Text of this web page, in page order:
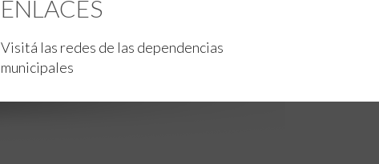
ENLACES
Visitá las redes de las dependencias
municipales